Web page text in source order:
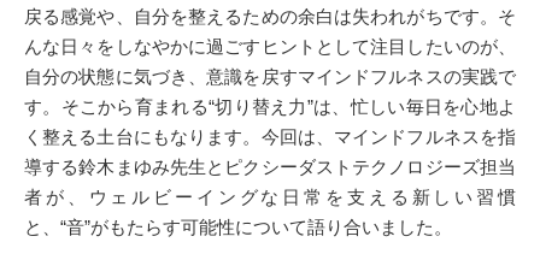
戻る感覚や、自分を整えるための余白は失われがちです。そ
んな日々をしなやかに過ごすヒントとして注目したいのが、
自分の状態に気づき、意識を戻すマインドフルネスの実践で
す。そこから育まれる“切り替え力”は、忙しい毎日を心地よ
く整える土台にもなります。今回は、マインドフルネスを指
導する鈴木まゆみ先生とピクシーダストテクノロジーズ担当
者が、ウェルビーイングな日常を支える新しい習慣
と、“音”がもたらす可能性について語り合いました。